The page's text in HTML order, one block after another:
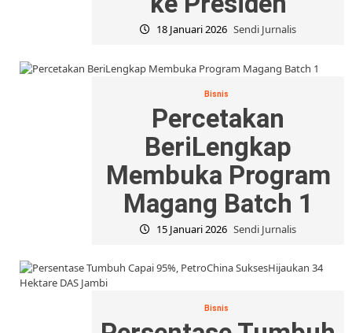
18 Januari 2026 Sendi Jurnalis
Bisnis
Percetakan
BeriLengkap
Membuka Program
Magang Batch 1
15 Januari 2026 Sendi Jurnalis
Bisnis